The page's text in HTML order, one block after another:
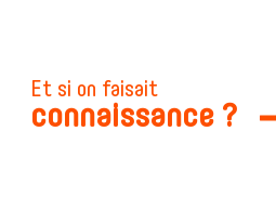
Et si on faisait
connaissance ?